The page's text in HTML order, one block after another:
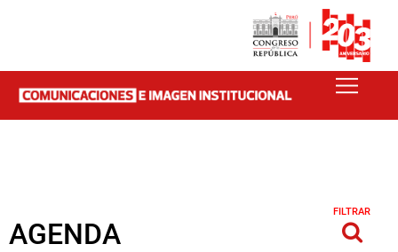
AGENDA
FILTRAR